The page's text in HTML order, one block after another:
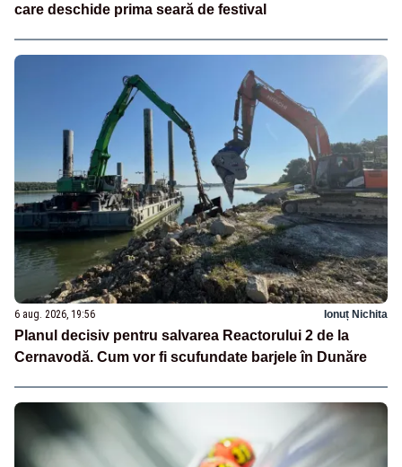
care deschide prima seară de festival
6 aug. 2026, 19:56 Ionuț Nichita
Planul decisiv pentru salvarea Reactorului 2 de la
Cernavodă. Cum vor fi scufundate barjele în Dunăre